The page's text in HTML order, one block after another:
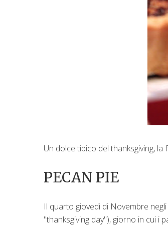
Un dolce tipico del thanksgiving,
PECAN PIE
Il quarto giovedì di Novembre
"thanksgiving day"), giorno in cui